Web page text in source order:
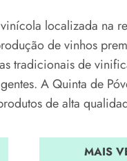
localizada na
de vinhos
tradicionais de
A Quinta de
de alta
MAIS